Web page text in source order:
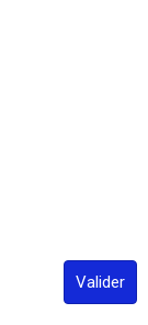
Valider